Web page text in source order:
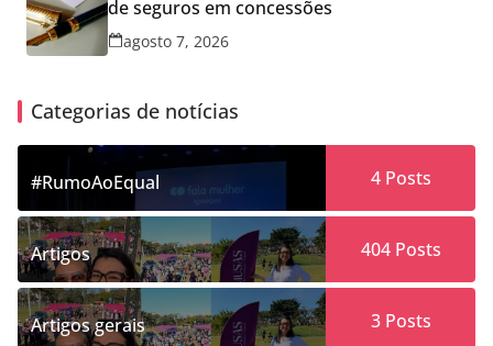
de seguros em concessões
agosto 7, 2026
Categorias de notícias
#RumoAoEqual 4Posts
Artigos 404Posts
Artigos gerais 3Posts